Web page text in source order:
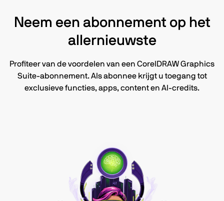
Neem een abonnement op het
allernieuwste
Profiteer van de voordelen van een CorelDRAW Graphics
Suite-abonnement. Als abonnee krijgt u toegang tot
exclusieve functies, apps, content en AI-credits.